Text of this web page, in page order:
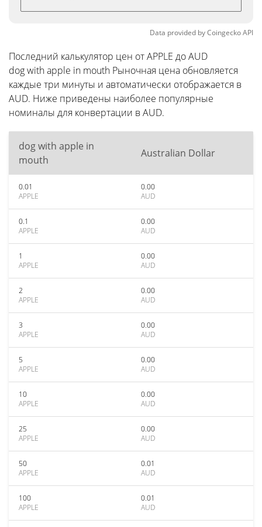
Data provided byCoingeckoAPI
Последний калькулятор цен от APPLE до AUD
dog with apple in mouth Рыночная цена обновляется
каждые три минуты и автоматически отображается в
AUD. Ниже приведены наиболее популярные
номиналы для конвертации в AUD.
dog with apple in
mouth
Australian Dollar
0.01
APPLE
0.00
AUD
0.1
APPLE
0.00
AUD
1
APPLE
0.00
AUD
2
APPLE
0.00
AUD
3
APPLE
0.00
AUD
5
APPLE
0.00
AUD
10
APPLE
0.00
AUD
25
APPLE
0.00
AUD
50
APPLE
0.01
AUD
100
APPLE
0.01
AUD